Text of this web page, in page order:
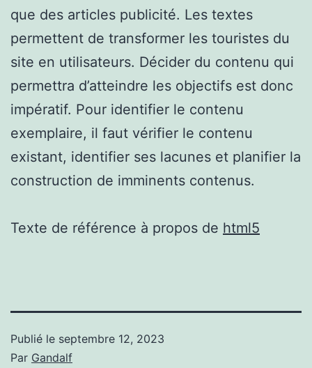
que des articles publicité. Les textes
permettent de transformer les touristes du
site en utilisateurs. Décider du contenu qui
permettra d’atteindre les objectifs est donc
impératif. Pour identifier le contenu
exemplaire, il faut vérifier le contenu
existant, identifier ses lacunes et planifier la
construction de imminents contenus.
Texte de référence à propos de html5
Publié le septembre 12, 2023
Par Gandalf